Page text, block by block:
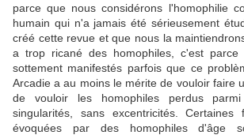
parce que nous considérons l'homophilie
humain qui n'a jamais été sérieusement
créé cette revue et que nous la
a trop ricané des homophiles, c'est
sottement manifestés parfois que ce
Arcadie a au moins le mérite de vouloir faire
de vouloir les homophiles perdus
singularités, sans excentricités. Certaines
évoquées par des homophiles d'âge